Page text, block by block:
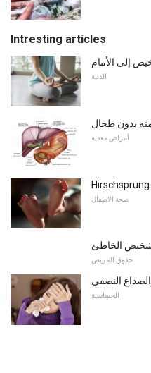
Intresting articles
إلى الأمام
الذئبة
بدون طحال
أمراض معدية
صحة الاطفال
الخاطئ
حقوق المريض
النصفي
الحساسية